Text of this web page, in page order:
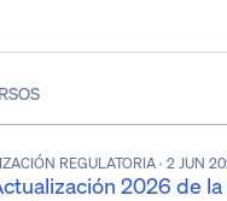
REGULATORIA · 2 JUN
2026 de la